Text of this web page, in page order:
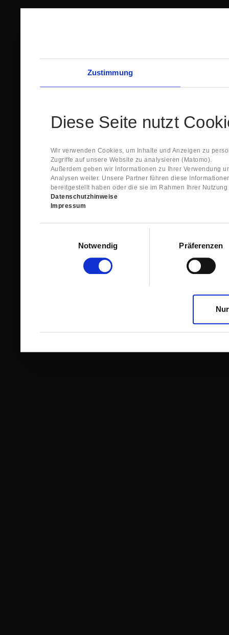
Zustimmung
Diese Seite nutzt
Wir verwenden Cookies, um Inhalte und Anzeigen zu
Zugriffe auf unsere Website zu analysieren (Matomo).
Außerdem geben wir Informationen zu Ihrer Verwendung
Analysen weiter. Unsere Partner führen diese
bereitgestellt haben oder die sie im Rahmen Ihrer
Datenschutzhinweise
Impressum
Notwendig
Präferenzen